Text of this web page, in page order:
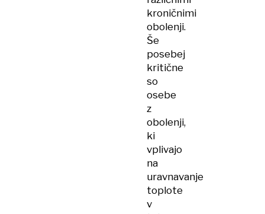
kroničnimi
obolenji.
Še
posebej
kritične
so
osebe
z
obolenji,
ki
vplivajo
na
uravnavanje
toplote
v